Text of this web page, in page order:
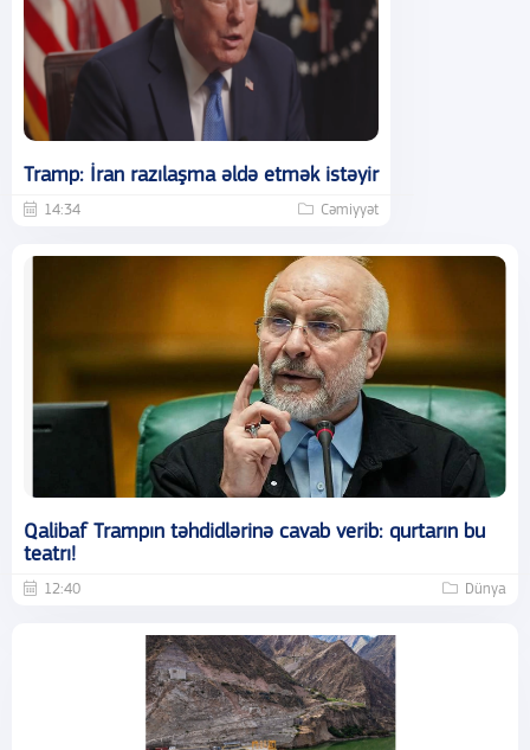
Tramp: İran razılaşma əldə etmək istəyir
14:34 Cəmiyyət
Qalibaf Trampın təhdidlərinə cavab verib: qurtarın bu
teatrı!
12:40 Dünya